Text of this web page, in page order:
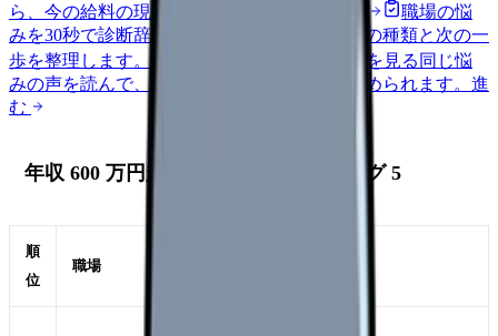
ら、今の給料の現在地を確認できます。
職場の悩
みを30秒で診断辞めるべきか迷う前に、悩みの種類と次の一
歩を整理します。
匿名掲示板で本音を見る 同じ悩
みの声を読んで、今の職場だけの問題か確かめられます。 進
む
年収 600 万円超を狙える職場ランキング 5
順
位
職場